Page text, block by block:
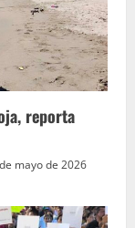
reporta
mayo de 2026